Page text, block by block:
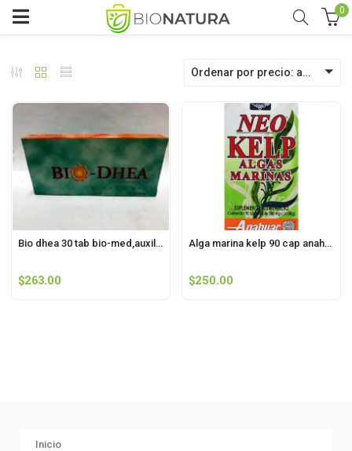
0
Ordenar por precio: alto a bajo
Bio dhea 30 tab bio-med,auxiliar en el control de la digestión
$263.00
Alga marina kelp 90 cap anahuac
$250.00
Inicio